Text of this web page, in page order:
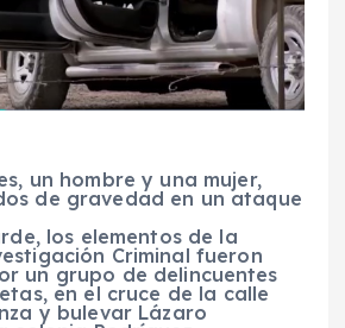
un hombre y una mujer,
de gravedad en un ataque
los elementos de la
Criminal fueron
un grupo de delincuentes
, en el cruce de la calle
y bulevar Lázaro